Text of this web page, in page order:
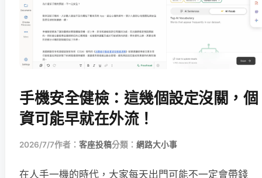
手機安全健檢：這幾個設定沒關，個
資可能早就在外流！
2026/7/7作者： 客座投稿分類： 網路大小事
在人手一機的時代，大家每天出門可能不一定會帶錢